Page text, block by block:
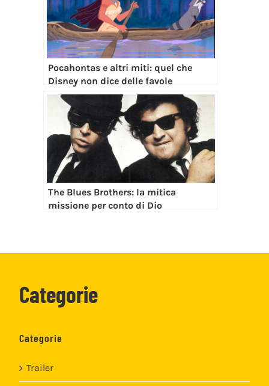
Pocahontas e altri miti: quel che
Disney non dice delle favole
The Blues Brothers: la mitica
missione per conto di Dio
Categorie
Categorie
Trailer